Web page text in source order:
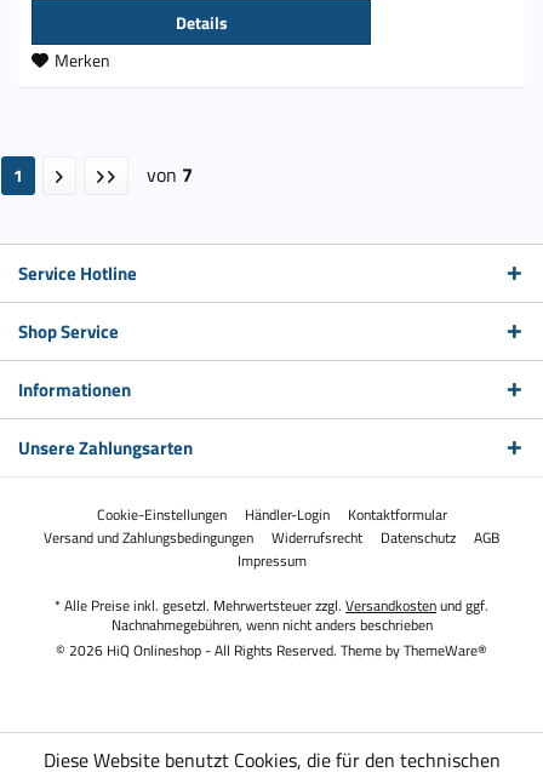
Details
Merken
1 von 7
Service Hotline
Shop Service
Informationen
Unsere Zahlungsarten
Cookie-Einstellungen Händler-Login
Kontaktformular
Versand und Zahlungsbedingungen
Widerrufsrecht Datenschutz
AGB
Impressum
* Alle Preise inkl. gesetzl. Mehrwertsteuer zzgl. Versandkostenund ggf.
Nachnahmegebühren, wenn nicht anders beschrieben
© 2026 HiQ Onlineshop - All Rights Reserved. Theme byThemeWare®
Diese Website benutzt Cookies, die für den technischen